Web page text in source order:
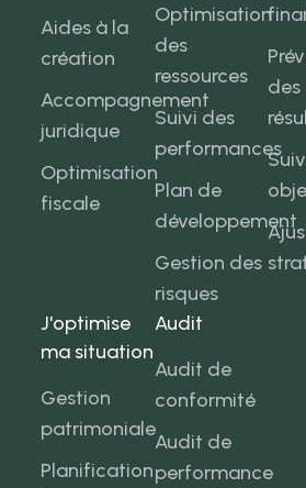
Aides à la
création
Accompagnement
juridique
Optimisation
fiscale
Optimisation
des
ressources
Suivi des
performances
Plan de
développement
Gestion des
risques
des
J'optimise
ma situation
Gestion
patrimoniale
Planification
Audit
Audit de
conformité
Audit de
performance